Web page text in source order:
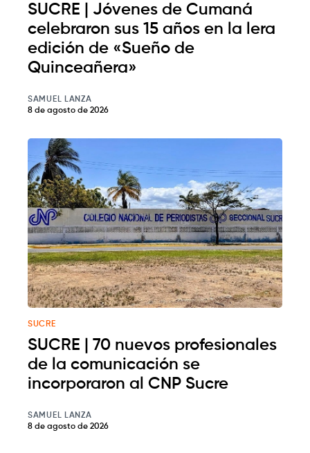
SUCRE | Jóvenes de Cumaná
celebraron sus 15 años en la lera
edición de «Sueño de
Quinceañera»
SAMUEL LANZA
8 de agosto de 2026
SUCRE
SUCRE | 70 nuevos profesionales
de la comunicación se
incorporaron al CNP Sucre
SAMUEL LANZA
8 de agosto de 2026